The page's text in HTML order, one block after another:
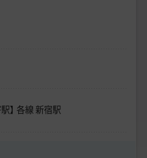
】 各線 新宿駅